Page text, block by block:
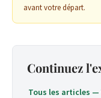
avant votre départ.
Continuez
Tous les articles —